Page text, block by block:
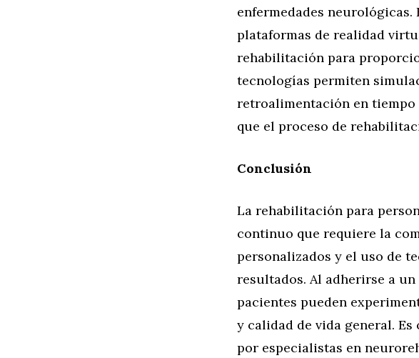
enfermedades
plataformas de realidad
rehabilitación para
tecnologías permiten
retroalimentación en tiempo
que el proceso de
Conclusión
La rehabilitación para
continuo que requiere la
personalizados y el uso de
resultados. Al adherirse a
pacientes pueden
y calidad de vida general.
por especialistas en